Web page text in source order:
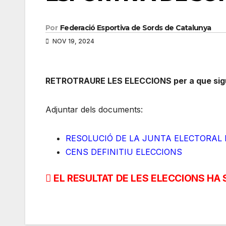
Por Federació Esportiva de Sords de Catalunya
NOV 19, 2024
RETROTRAURE LES ELECCIONS per a
Adjuntar dels documents:
RESOLUCIÓ DE LA JUNTA
CENS DEFINITIU ELECCIONS
Navegación
EL RESULTAT DE LES ELECCIONS HA